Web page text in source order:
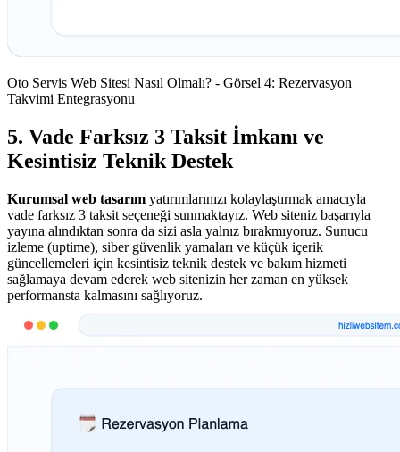
Oto Servis Web Sitesi Nasıl Olmalı? - Görsel 4: Rezervasyon
Takvimi Entegrasyonu
5. Vade Farksız 3 Taksit İmkanı ve
Kesintisiz Teknik Destek
Kurumsal web tasarım yatırımlarınızı kolaylaştırmak amacıyla
vade farksız 3 taksit seçeneği sunmaktayız. Web siteniz başarıyla
yayına alındıktan sonra da sizi asla yalnız bırakmıyoruz. Sunucu
izleme (uptime), siber güvenlik yamaları ve küçük içerik
güncellemeleri için kesintisiz teknik destek ve bakım hizmeti
sağlamaya devam ederek web sitenizin her zaman en yüksek
performansta kalmasını sağlıyoruz.